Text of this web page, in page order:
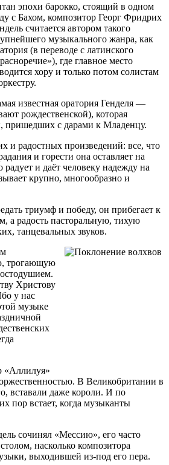
эпохи барокко, стоящий в одном
с Бахом, композитор Георг Фридрих
считается автором такого
музыкального жанра, как
(в переводе с латинского
где главное место
хору и только потом солистам
известная оратория Генделя —
рождественской), которая
пришедших с дарами к Младенцу.
и радостных произведений: все, что
и горести она оставляет на
радует и даёт человеку надежду на
крупно, многообразно и
триумф и победу, он прибегает к
а радость пасторальную, тихую
танцевальных звуков.
трогающую
Христову
у нас
музыке
«Аллилуя»
В Великобритании в
вставали даже короли. И по
пор встает, когда музыканты
сочинял «Мессию», его часто
насколько композитора
выходившей из-под его пера.